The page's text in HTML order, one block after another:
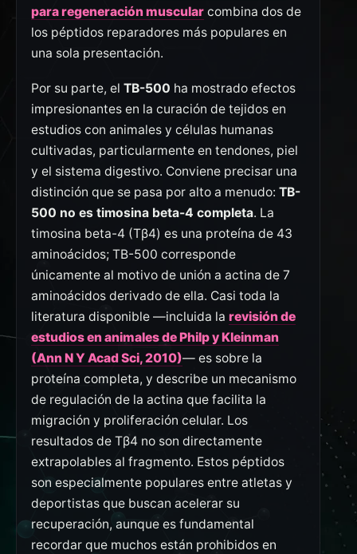
para regeneración muscular combina dos de
los péptidos reparadores más populares en
una sola presentación.
Por su parte, el TB-500 ha mostrado efectos
impresionantes en la curación de tejidos en
estudios con animales y células humanas
cultivadas, particularmente en tendones, piel
y el sistema digestivo. Conviene precisar una
distinción que se pasa por alto a menudo: TB-
500 no es timosina beta-4 completa. La
timosina beta-4 (Tβ4) es una proteína de 43
aminoácidos; TB-500 corresponde
únicamente al motivo de unión a actina de 7
aminoácidos derivado de ella. Casi toda la
literatura disponible —incluida la revisión de
estudios en animales de Philp y Kleinman
(Ann N Y Acad Sci, 2010)— es sobre la
proteína completa, y describe un mecanismo
de regulación de la actina que facilita la
migración y proliferación celular. Los
resultados de Tβ4 no son directamente
extrapolables al fragmento. Estos péptidos
son especialmente populares entre atletas y
deportistas que buscan acelerar su
recuperación, aunque es fundamental
recordar que muchos están prohibidos en